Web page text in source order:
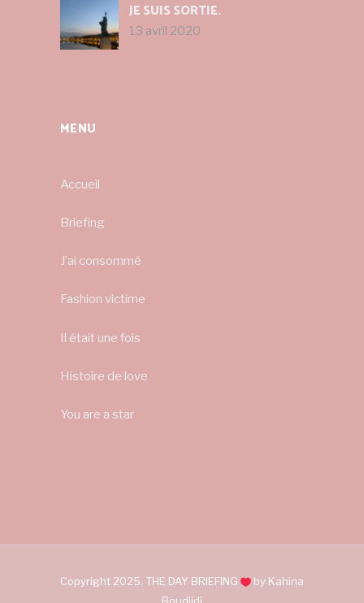
JE SUIS SORTIE.
13 avril 2020
MENU
Accueil
Briefing
J’ai consommé
Fashion victime
Il était une fois
Histoire de love
You are a star
Copyright 2025. THE DAY BRIEFING
by Kahina
Boudjidj